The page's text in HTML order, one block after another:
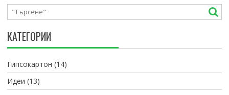
КАТЕГОРИИ
Гипсокартон (14)
Идеи (13)